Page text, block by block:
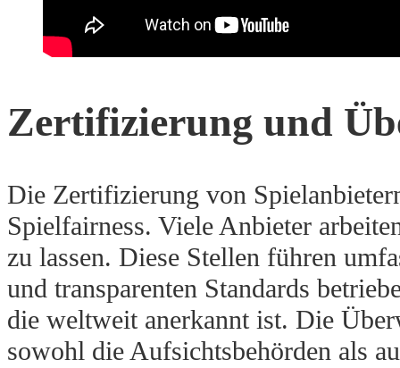
Zertifizierung und
Die Zertifizierung von
Spielfairness. Viele Anbieter
zu lassen. Diese Stellen führen
und transparenten Standards
die weltweit anerkannt ist. Die
sowohl die Aufsichtsbehörden als